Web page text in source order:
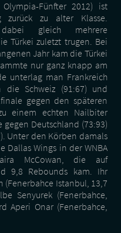
Fünfter 2012) ist
zu alter Klasse.
dabei gleich mehrere
Türkei zuletzt trugen. Bei
Jahr kam die Türkei
nur ganz knapp am
unterlag man Frankreich
Schweiz (91:67) und
gegen den späteren
einem echten Nailbiter
Deutschland (73:93)
Unter den Körben damals
Dallas Wings in der WNBA
McCowan, die auf
9,8 Rebounds kam. Ihr
(Fenerbahce Istanbul, 13,7
Senyurek (Fenerbahce,
Aperi Onar (Fenerbahce,